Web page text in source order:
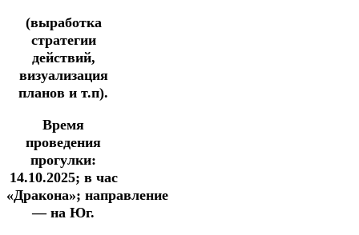
(выработка
стратегии
действий,
визуализация
планов и т.п).
Время
проведения
прогулки:
14.10.2025; в час
«Дракона»; направление
— на Юг.